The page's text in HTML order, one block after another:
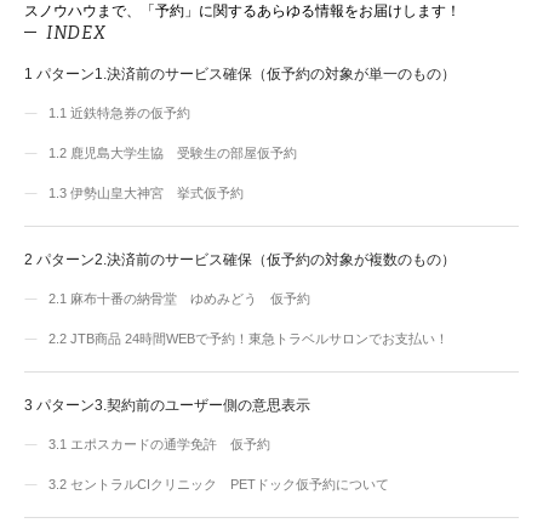
スノウハウまで、「予約」に関するあらゆる情報をお届けします！
INDEX
1 パターン1.決済前のサービス確保（仮予約の対象が単一のもの）
1.1 近鉄特急券の仮予約
1.2 鹿児島大学生協 受験生の部屋仮予約
1.3 伊勢山皇大神宮 挙式仮予約
2 パターン2.決済前のサービス確保（仮予約の対象が複数のもの）
2.1 麻布十番の納骨堂 ゆめみどう 仮予約
2.2 JTB商品 24時間WEBで予約！東急トラベルサロンでお支払い！
3 パターン3.契約前のユーザー側の意思表示
3.1 エポスカードの通学免許 仮予約
3.2 セントラルCIクリニック PETドック仮予約について